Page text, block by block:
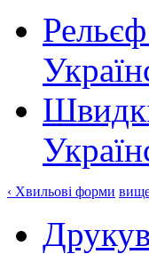
‹ Хвильові форми